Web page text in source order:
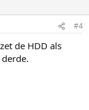
#4
de HDD als